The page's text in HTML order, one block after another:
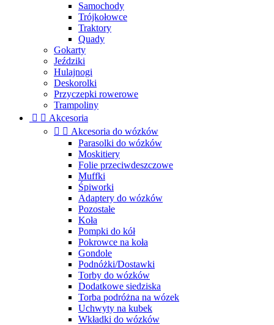
Samochody
Trójkołowce
Traktory
Quady
Gokarty
Jeździki
Hulajnogi
Deskorolki
Przyczepki rowerowe
Trampoliny
  Akcesoria
  Akcesoria do wózków
Parasolki do wózków
Moskitiery
Folie przeciwdeszczowe
Muffki
Śpiworki
Adaptery do wózków
Pozostałe
Koła
Pompki do kół
Pokrowce na koła
Gondole
Podnóżki/Dostawki
Torby do wózków
Dodatkowe siedziska
Torba podróżna na wózek
Uchwyty na kubek
Wkładki do wózków